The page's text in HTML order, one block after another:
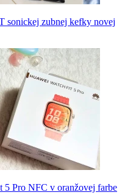
sonickej zubnej kefky novej
5 Pro NFC v oranžovej farbe